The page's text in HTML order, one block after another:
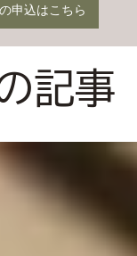
申込はこちら
記事